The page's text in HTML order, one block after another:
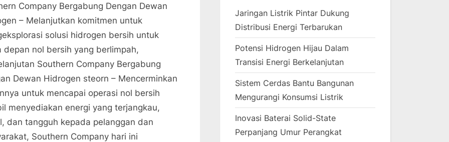
Company Bergabung Dengan Dewan
– Melanjutkan komitmen untuk
solusi hidrogen bersih untuk
depan nol bersih yang berlimpah,
Southern Company Bergabung
Dewan Hidrogen steorn – Mencerminkan
untuk mencapai operasi nol bersih
menyediakan energi yang terjangkau,
dan tangguh kepada pelanggan dan
Southern Company hari ini
Jaringan Listrik Pintar Dukung
Distribusi Energi Terbarukan
Potensi Hidrogen Hijau Dalam
Transisi Energi Berkelanjutan
Sistem Cerdas Bantu Bangunan
Mengurangi Konsumsi Listrik
Inovasi Baterai Solid-State
Perpanjang Umur Perangkat